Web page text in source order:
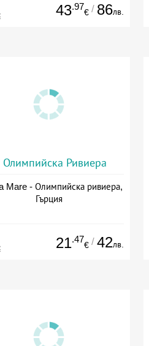
43.97
€ / 86лв.
Олимпийска Ривиера
Mare - Олимпийска ривиера,
Гърция
21.47
€ / 42лв.